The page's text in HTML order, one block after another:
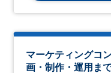
マーケティングコ
画・制作・運用ま